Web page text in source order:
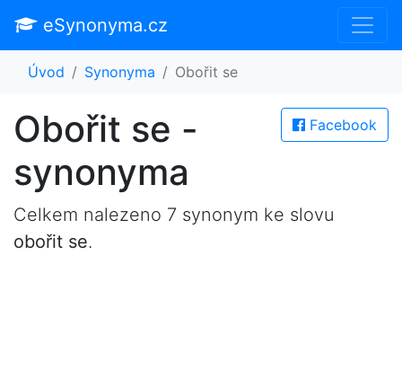
eSynonyma.cz
Úvod Synonyma Obořit se
Facebook
Obořit se -
synonyma
Celkem nalezeno 7 synonym ke slovu
obořit se.